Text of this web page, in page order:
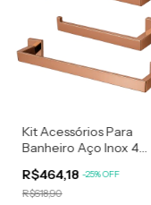
Kit Acessórios Para
Banheiro Aço Inox 4
R$464,18 -25%OFF
R$618,90